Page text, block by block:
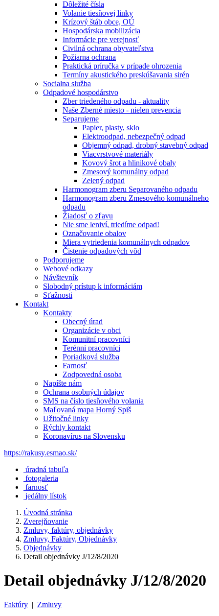
Dôležité čísla
Volanie tiesňovej linky
Krízový štáb obce, OÚ
Hospodárska mobilizácia
Informácie pre verejnosť
Civilná ochrana obyvateľstva
Požiarna ochrana
Praktická príručka v prípade ohrozenia
Termíny akustického preskúšavania sirén
Socialna služba
Odpadové hospodárstvo
Zber triedeného odpadu - aktuality
Naše Zberné miesto - nielen prevencia
Separujeme
Papier, plasty, sklo
Elektroodpad, nebezpečný odpad
Objemný odpad, drobný stavebný odpad
Viacvrstvové materiály
Kovový šrot a hlinikové obaly
Zmesový komunálny odpad
Zelený odpad
Harmonogram zberu Separovaného odpadu
Harmonogram zberu Zmesového komunálneho
odpadu
Žiadosť o zľavu
Nie sme leniví, triedíme odpad!
Označovanie obalov
Miera vytriedenia komunálnych odpadov
Čistenie odpadových vôd
Podporujeme
Webové odkazy
Návštevník
Slobodný prístup k informáciám
Sťažnosti
Kontakt
Kontakty
Obecný úrad
Organizácie v obci
Komunitní pracovníci
Terénni pracovníci
Poriadková služba
Farnosť
Zodpovedná osoba
Napíšte nám
Ochrana osobných údajov
SMS na číslo tiesňového volania
Maľovaná mapa Horný Spiš
Užitočné linky
Rýchly kontakt
Koronavírus na Slovensku
https://rakusy.esmao.sk/
úradná tabuľa
fotogaleria
farnosť
jedálny lístok
Úvodná stránka
Zverejňovanie
Zmluvy, faktúry, objednávky
Zmluvy, Faktúry, Objednávky
Objednávky
Detail objednávky J/12/8/2020
Detail objednávky J/12/8/2020
Faktúry | Zmluvy